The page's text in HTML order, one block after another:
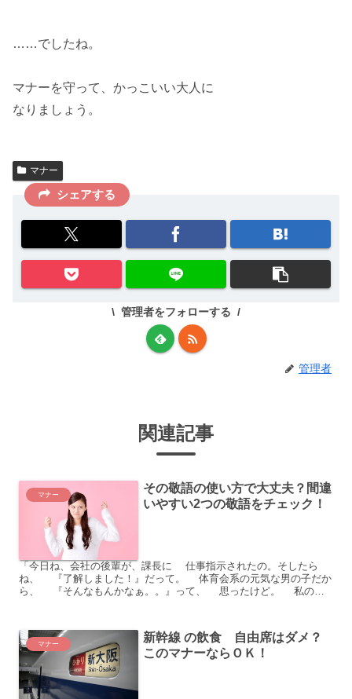
……でしたね。
マナーを守って、 かっこいい大人に
なりましょう。
マナー
シェアする
管理者をフォローする
管理者
関連記事
マナー
その敬語の使い方で大丈夫？間違
いやすい2つの敬語をチェック！
「今日ね、会社の後輩が、課長に 仕事指示されたの。そしたら
ね、 『了解しました！』だって。 体育会系の元気な男の子だか
ら、 『そんなもんかなぁ。。』って、 思ったけど。 私の方
マナー
新幹線 の飲食 自由席はダメ？
このマナーならＯＫ！